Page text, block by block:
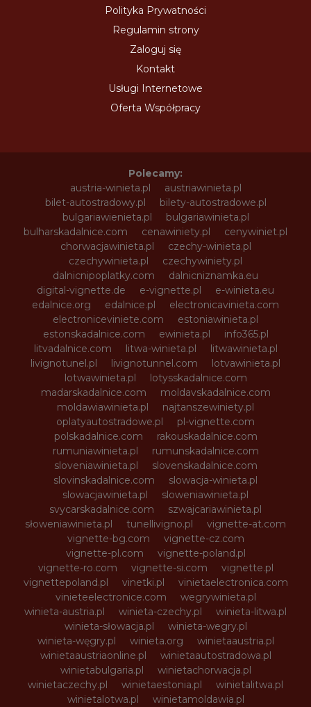
Polityka Prywatności
Regulamin strony
Zaloguj się
Kontakt
Usługi Internetowe
Oferta Współpracy
Polecamy:
austria-winieta.pl
austriawinieta.pl
bilet-autostradowy.pl
bilety-autostradowe.pl
bulgariawienieta.pl
bulgariawinieta.pl
bulharskadalnice.com
cenawiniety.pl
cenywiniet.pl
chorwacjawinieta.pl
czechy-winieta.pl
czechywinieta.pl
czechywiniety.pl
dalnicnipoplatky.com
dalnicniznamka.eu
digital-vignette.de
e-vignette.pl
e-winieta.eu
edalnice.org
edalnice.pl
electronicavinieta.com
electroniceviniete.com
estoniawinieta.pl
estonskadalnice.com
ewinieta.pl
info365.pl
litvadalnice.com
litwa-winieta.pl
litwawinieta.pl
livignotunel.pl
livignotunnel.com
lotvawinieta.pl
lotwawinieta.pl
lotysskadalnice.com
madarskadalnice.com
moldavskadalnice.com
moldawiawinieta.pl
najtanszewiniety.pl
oplatyautostradowe.pl
pl-vignette.com
polskadalnice.com
rakouskadalnice.com
rumuniawinieta.pl
rumunskadalnice.com
sloveniawinieta.pl
slovenskadalnice.com
slovinskadalnice.com
slowacja-winieta.pl
slowacjawinieta.pl
sloweniawinieta.pl
svycarskadalnice.com
szwajcariawinieta.pl
słoweniawinieta.pl
tunellivigno.pl
vignette-at.com
vignette-bg.com
vignette-cz.com
vignette-pl.com
vignette-poland.pl
vignette-ro.com
vignette-si.com
vignette.pl
vignettepoland.pl
vinetki.pl
vinietaelectronica.com
vinieteelectronice.com
wegrywinieta.pl
winieta-austria.pl
winieta-czechy.pl
winieta-litwa.pl
winieta-słowacja.pl
winieta-wegry.pl
winieta-węgry.pl
winieta.org
winietaaustria.pl
winietaaustriaonline.pl
winietaautostradowa.pl
winietabulgaria.pl
winietachorwacja.pl
winietaczechy.pl
winietaestonia.pl
winietalitwa.pl
winietalotwa.pl
winietamoldawia.pl